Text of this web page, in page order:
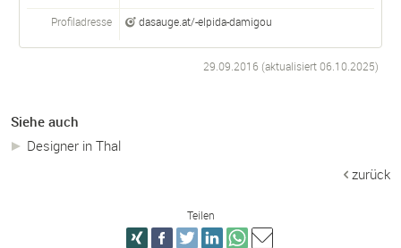
Profiladresse dasauge.at/-elpida-damigou
29.09.2016 (aktualisiert06.10.2025)
Siehe auch
Designer in Thal
zurück
Teilen